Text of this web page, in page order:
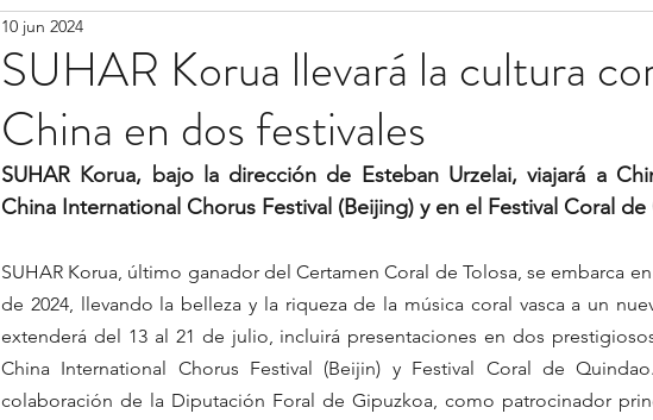
SUHAR Korua llevará la cultura
China en dos festivales
10 jun 2024
SUHAR Korua, bajo la dirección de Esteban Urzelai, viajará a
China International Chorus Festival (Beijing) y en el Festival Coral
SUHAR Korua, último ganador del Certamen Coral de Tolosa, se embarca
de 2024, llevando la belleza y la riqueza de la música coral vasca a un
extenderá del 13 al 21 de julio, incluirá presentaciones en dos
China International Chorus Festival (Beijin) y Festival Coral de
colaboración de la Diputación Foral de Gipuzkoa, como patrocinador